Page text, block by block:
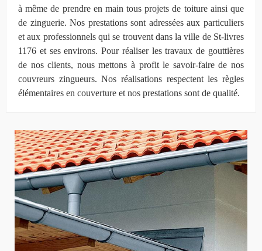
à même de prendre en main tous projets de toiture ainsi que
de zinguerie. Nos prestations sont adressées aux particuliers
et aux professionnels qui se trouvent dans la ville de St-livres
1176 et ses environs. Pour réaliser les travaux de gouttières
de nos clients, nous mettons à profit le savoir-faire de nos
couvreurs zingueurs. Nos réalisations respectent les règles
élémentaires en couverture et nos prestations sont de qualité.